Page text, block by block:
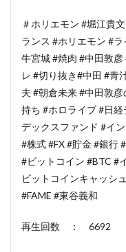
＃ホリエモン #堀江貴
ランス #ホリエモン #
牛宮城 #焼肉 #中田敦
レ #切り抜き#中田 #青
夫 #朝倉未来 #中田敦
持ち #ホロライブ #日
デックスファンド #イ
#株式 #FX #貯金 #銀行
#ビットコイン #BTC #
ビットコインキャッシ
#FAME #東谷義和
再生回数 ： 6692